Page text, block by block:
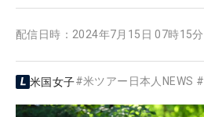
配信日時： 2024年7月15日 07時15分
米国女子#米ツアー日本人NEWS #